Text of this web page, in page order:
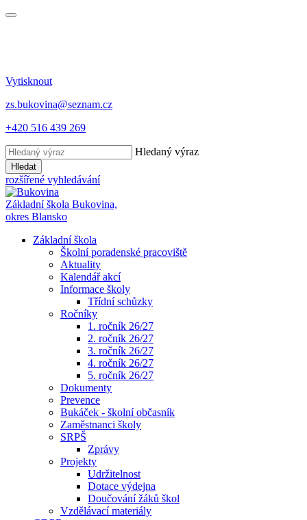
Vytisknout
zs.bukovina@seznam.cz
+420 516 439 269
Hledaný výraz
Hledat
rozšířené vyhledávání
Základní škola Bukovina,
okres Blansko
Základní škola
Školní poradenské pracoviště
Aktuality
Kalendář akcí
Informace školy
Třídní schůzky
Ročníky
1. ročník 26/27
2. ročník 26/27
3. ročník 26/27
4. ročník 26/27
5. ročník 26/27
Dokumenty
Prevence
Bukáček - školní občasník
Zaměstnanci školy
SRPŠ
Zprávy
Projekty
Udržitelnost
Dotace výdejna
Doučování žáků škol
Vzdělávací materiály